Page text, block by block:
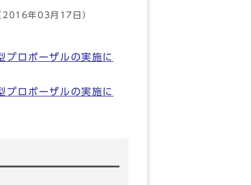
2016年03月17日）
プロポーザルの実施に
プロポーザルの実施に